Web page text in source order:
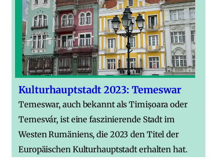
Kulturhauptstadt 2023: Temeswar
Temeswar, auch bekannt als Timișoara oder
Temesvár, ist eine faszinierende Stadt im
Westen Rumäniens, die 2023 den Titel der
Europäischen Kulturhauptstadt erhalten hat.